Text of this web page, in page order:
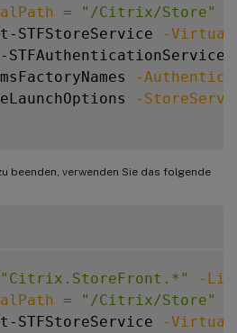
=
"/Citrix/Store"
STFStoreService
-
STFAuthenticationService
-
-
beenden, verwenden Sie das folgende
"Citrix.StoreFront.*"
-
=
"/Citrix/Store"
STFStoreService
-